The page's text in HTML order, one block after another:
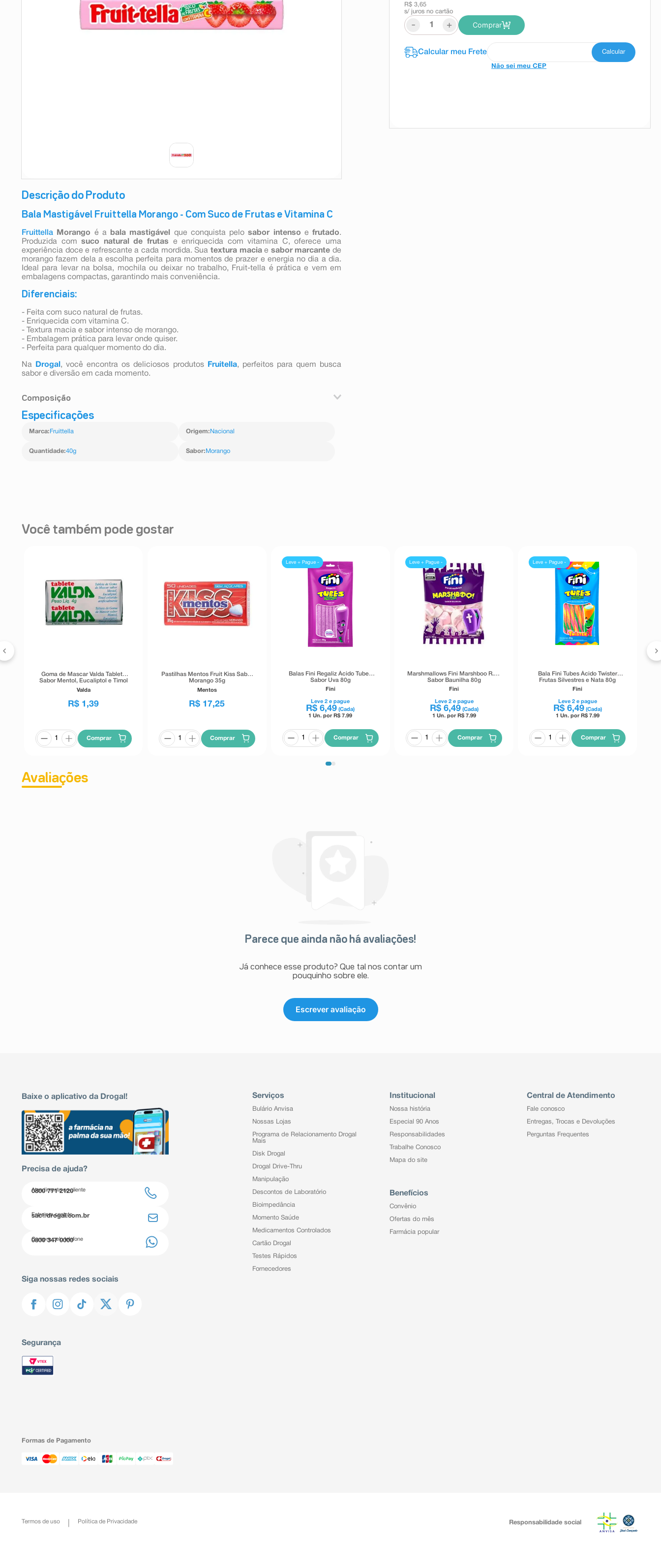
Descrição do Produto
Bala Mastigável Fruittella Morango - Com Suco de Frutas e Vitamina C
Fruittella Morango é a bala mastigável que conquista pelosabor intenso e frutado.
Produzida comsuco natural de frutas e enriquecida com vitamina C, oferece uma
experiência doce e refrescante a cada mordida. Sua textura maciae sabor marcante de
morango fazem dela a escolha perfeita para momentos de prazer e energia no dia a dia.
Ideal para levar na bolsa, mochila ou deixar no trabalho, Fruit-tella é prática e vem em
embalagens compactas, garantindo mais conveniência.
Diferenciais:
- Feita com suco natural de frutas.
- Enriquecida com vitamina C.
- Textura macia e sabor intenso de morango.
- Embalagem prática para levar onde quiser.
- Perfeita para qualquer momento do dia.
Na Drogal , você encontra os deliciosos produtos Fruitella, perfeitos para quem busca
sabor e diversão em cada momento.
Composição
Xarope De Glicose, Açúcar, Gordura De Coco Hidrogenada, Ascorbato De Sódio, Suco
Cítrico, Espessantes Gelatina E Goma Arábica, Umectante Glicerina, Corante Vermelho
Contém Glúten.
Especificações
Marca: Fruittella Origem: Nacional
Quantidade:40g Sabor: Morango
R$ 3,65
s/ juros no cartão
- + Comprar
Não sei meu CEP
Você também pode gostar
Goma de Mascar Valda Tablete
Sabor Mentol, Eucaliptol e Timol
4g
Valda
R$ 1 ,39
Comprar
Pastilhas Mentos Fruit Kiss Sabor
Morango 35g
Mentos
R$ 17,25
Comprar
Leve + Pague -
Balas Fini Regaliz Ácido Tubes
Sabor Uva 80g
Fini
Leve2 e pague
R$ 6,49 (Cada)
1 Un. por R$7.99
Comprar
Leve + Pague -
Marshmallows Fini Marshboo R.I.P
Sabor Baunilha 80g
Fini
Leve 2e pague
R$ 6,49 (Cada)
1 Un. por R$ 7.99
Comprar
Leve + Pague -
Bala Fini Tubes Ácido Twister
Frutas Silvestres e Nata 80g
Fini
Leve 2e pague
R$ 6,49 (Cada)
1 Un. por R$ 7.99
Comprar
Avaliações
Parece que ainda não há avaliações!
Já conhece esse produto? Que tal nos contar um
pouquinho sobre ele.
Escrever avaliação
Baixe o aplicativo da Drogal!
Precisa de ajuda?
Atendimento ao cliente
0800 771 2120
Entre em contato
sac@drogal.com.br
Compre pelo telefone
0800 347 0000
Siga nossas redes sociais
Segurança
Serviços
Bulário Anvisa
Nossas Lojas
Programa de Relacionamento Drogal
Mais
Disk Drogal
Drogal Drive-Thru
Manipulação
Descontos de Laboratório
Bioimpedância
Momento Saúde
Medicamentos Controlados
Cartão Drogal
Testes Rápidos
Fornecedores
Institucional
Nossa história
Especial 90 Anos
Responsabilidades
Trabalhe Conosco
Mapa do site
Benefícios
Convênio
Ofertas do mês
Farmácia popular
Central de Atendimento
Fale conosco
Entregas, Trocas e Devoluções
Perguntas Frequentes
Formas de Pagamento
Termos de uso Política de Privacidade Responsabilidade social
9º teste gravidez
10ºesmalte